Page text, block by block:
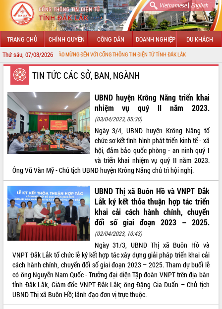
Vietnamese| English
TRANG CHỦ CHÍNH QUYỀN CÔNG DÂN DOANH NGHIỆP DU KHÁCH
Thứ sáu, 07/08/2026
CHÀO MỪNG ĐẾN VỚI CỔNG THÔNG TIN ĐIỆN TỬ TỈNH ĐẮK LẮK
GIỚI THIỆU
LÃNH ĐẠO UBND TỈNH
TIN TỨC SỰ KIỆN
SỞ, BAN, NGÀNH
UBND CÁC XÃ, PHƯỜNG
THÔNG TIN CHỈ ĐẠO ĐIỀU HÀNH
HỆ THỐNG VĂN BẢN
VĂN BẢN HĐND TỈNH
ĐIỂM TIN VĂN BẢN
QUY HOẠCH - KẾ HOẠCH
TIN TỨC CÁC SỞ, BAN, NGÀNH
UBND huyện Krông Năng triển khai
nhiệm vụ quý II năm 2023.
(03/04/2023, 05:30)
Ngày 3/4, UBND huyện Krông Năng tổ
chức sơ kết tình hình phát triển kinh tế - xã
hội, đảm bảo quốc phòng - an ninh quý I
và triển khai nhiệm vụ quý II năm 2023.
Ông Vũ Văn Mỹ - Chủ tịch UBND huyện Krông Năng chủ trì hội nghị.
UBND Thị xã Buôn Hồ và VNPT Đắk
Lắk ký kết thỏa thuận hợp tác triển
khai cải cách hành chính, chuyển
đổi số giai đoạn 2023 – 2025.
(02/04/2023, 10:43)
Ngày 31/3, UBND Thị xã Buôn Hồ và
VNPT Đắk Lắk tổ chức lễ ký kết hợp tác xây dựng giải pháp triển khai cải
cách hành chính, chuyển đổi số giai đoạn 2023 – 2025. Tham dự buổi lễ
có ông Nguyễn Nam Quốc - Trưởng đại diện Tập đoàn VNPT trên địa bàn
tỉnh Đắk Lắk, Giám đốc VNPT Đắk Lắk; ông Đặng Gia Duẩn – Chủ tịch
UBND Thị xã Buôn Hồ; lãnh đạo đơn vị trực thuộc.